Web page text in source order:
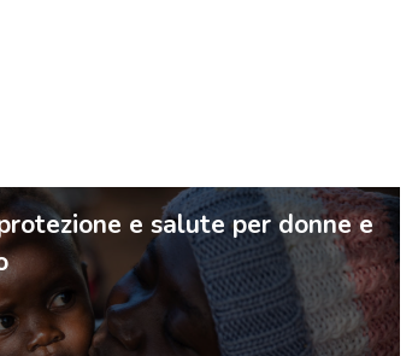
e salute per donne e